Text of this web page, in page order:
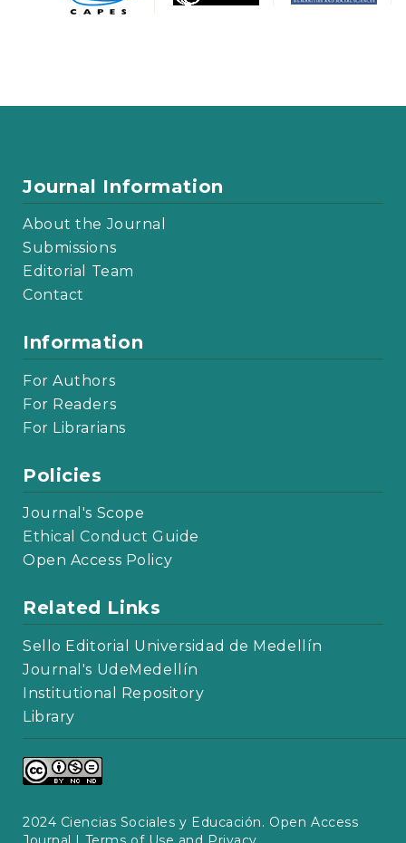
Journal Information
About the Journal
Submissions
Editorial Team
Contact
Information
For Authors
For Readers
For Librarians
Policies
Journal's Scope
Ethical Conduct Guide
Open Access Policy
Related Links
Sello Editorial Universidad de Medellín
Journal's UdeMedellín
Institutional Repository
Library
2024 Ciencias Sociales y Educación. Open Access